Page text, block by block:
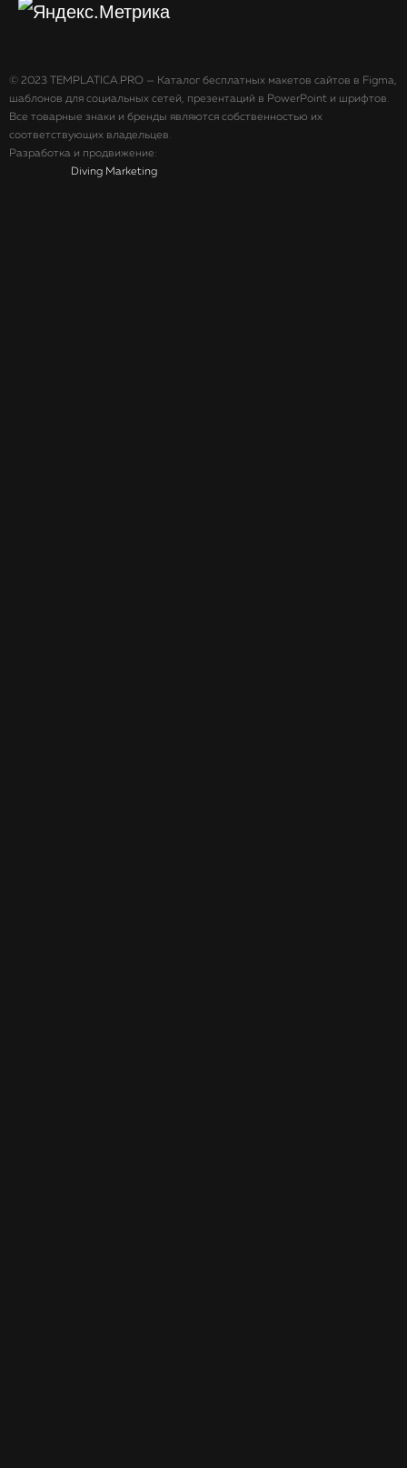
©️ 2023 TEMPLATICA.PRO — Каталог бесплатных макетов сайтов в Figma,
шаблонов для социальных сетей, презентаций в PowerPoint и шрифтов.
Все товарные знаки и бренды являются собственностью их
соответствующих владельцев.
Разработка и продвижение:
Diving Marketing